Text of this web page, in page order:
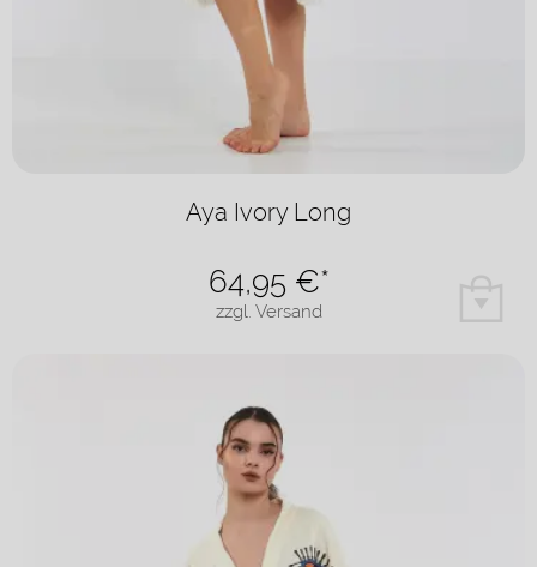
Aya Ivory Long
zzgl. Versand
64,95 €*